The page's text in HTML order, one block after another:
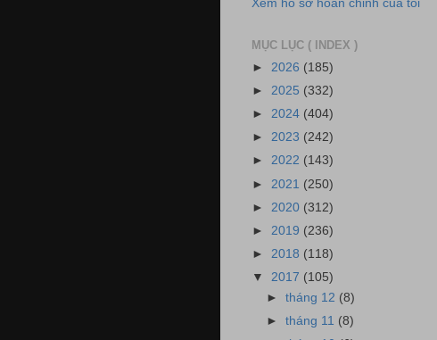
Xem hồ sơ hoàn chỉnh của tôi
MỤC LỤC ( INDEX )
► 2026 (185)
► 2025 (332)
► 2024 (404)
► 2023 (242)
► 2022 (143)
► 2021 (250)
► 2020 (312)
► 2019 (236)
► 2018 (118)
▼ 2017 (105)
►tháng 12 (8)
►tháng 11 (8)